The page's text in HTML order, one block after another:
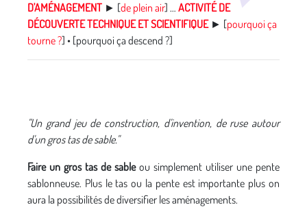
D'AMÉNAGEMENT ► [de plein air] … ACTIVITÉ DE
DÉCOUVERTE TECHNIQUE ET SCIENTIFIQUE► [pourquoi ça
tourne ?] • [pourquoi ça descend ?]
"Un grand jeu de construction, d'invention, de ruse autour
d'un gros tas de sable."
Faire un gros tas de sableou simplement utiliser une pente
sablonneuse. Plus le tas ou la pente est importante plus on
aura la possibilités de diversifier les aménagements.